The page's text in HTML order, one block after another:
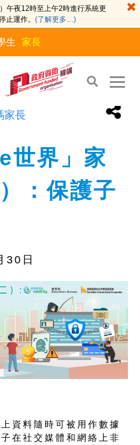
午夜12時至上午2時進行系統更
止運作。 (了解更多…)
生 家長
家長
世界」家
：保護子
30日
資料隨時可被用作數據
在社交媒體和網絡上非